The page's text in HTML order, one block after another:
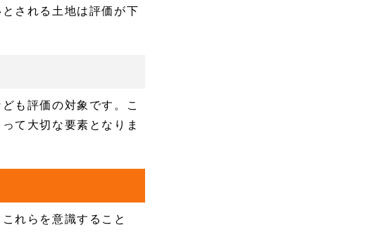
される土地は評価が下
も評価の対象です。こ
て大切な要素となりま
れらを意識すること